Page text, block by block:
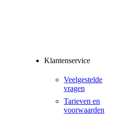
Klantenservice
Veelgestelde
vragen
Tarieven en
voorwaarden